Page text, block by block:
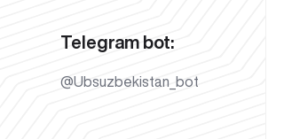
Telegram bot:
@Ubsuzbekistan_bot